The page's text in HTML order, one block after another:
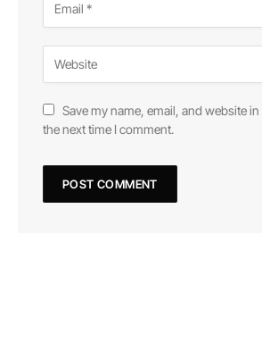
Save my name, email, and website
the next time I comment.